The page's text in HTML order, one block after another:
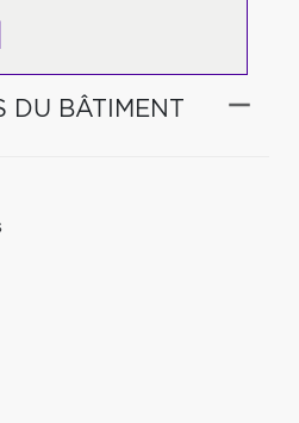
DU BÂTIMENT